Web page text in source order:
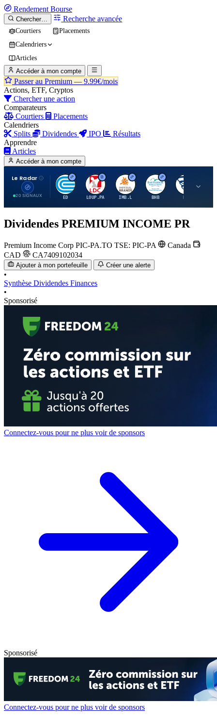
Rendement Bourse
Chercher… Recherche avancée
Courtiers
Placements
Calendriers
Articles
Accéder à mon compte
Passer au Premium — 9.99€/mois
Actions, ETF, Cryptos
Chercher une action
Comparateurs
Courtiers
Placements
Calendriers
Splits
Dividendes IPO
Résultats
Apprendre
Articles
Accéder à mon compte
Le Radar
20 SIGNAUX
C
ED
L
LOUP.PA
I
IMB.L
B
BHB
B
Dividendes PREMIUM INCOME PR
Premium Income Corp PIC-PA.TO TSE: PIC-PA
Canada
CAD
CA7409102034
Ajouter à mon portefeuille Créer une alerte
•
Synthèse Dividendes Finances
•
Sponsorisé
Connectez-vous pour ne plus voir de sponsors
Sponsorisé
Connectez-vous pour ne plus voir de sponsors